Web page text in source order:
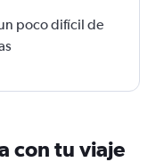
poco difícil de
con tu viaje